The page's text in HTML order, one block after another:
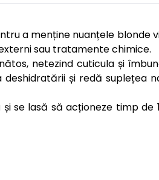
a menține nuanțele blonde
sau tratamente chimice.
netezind cuticula și
și redă suplețea
se lasă să acționeze timp de